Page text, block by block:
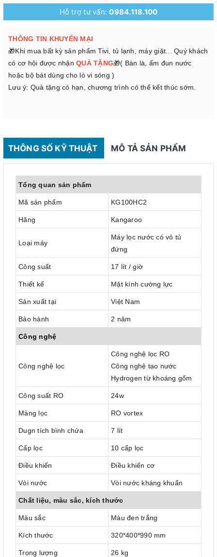
Hỗ trợ tư vấn:0984.118.100
THÔNG TIN KHUYẾN MẠI
🎁Khi mua bất kỳ sản phẩm Tivi, tủ lạnh, máy giặt... Quý khách
có cơ hội được nhận QUÀ TẶNG🎁( Bàn là, ấm đun nước
hoặc bộ bát dùng cho lò vi sóng )
Lưu ý: Quà tặng có hạn, chương trình có thể kết thúc sớm.
THÔNG SỐ KỸ THUẬT MÔ TẢ SẢN PHẨM
Tổng quan sản phẩm
Mã sản phẩm KG100HC2
Hãng Kangaroo
Loại máy
Máy lọc nước có vỏ tủ
đứng
Công suất 17 lít / giờ
Thiết kế Mặt kính cường lực
Sản xuất tại Việt Nam
Bảo hành 2 năm
Công nghệ
Công nghệ lọc
Công nghệ lọc RO
Công nghệ tạo nước
Hydrogen từ khoáng gốm
Công suất RO 24w
Màng lọc RO vortex
Dugn tích bình chứa 7 lít
Cấp lọc 10 cấp lọc
Điều khiển Điều khiển cơ
Vòi nước Vòi nước kháng khuẩn
Chất liệu, màu sắc, kích thước
Màu sắc Màu đen trắng
Kích thước 320*400*990 mm
Trọng lượng 26 kg